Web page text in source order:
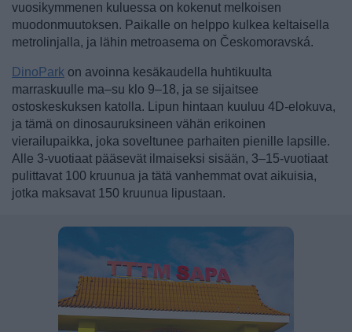
vuosikymmenen kuluessa on kokenut melkoisen
muodonmuutoksen. Paikalle on helppo kulkea keltaisella
metrolinjalla, ja lähin metroasema on Českomoravská.
DinoPark on avoinna kesäkaudella huhtikuulta
marraskuulle ma–su klo 9–18, ja se sijaitsee
ostoskeskuksen katolla. Lipun hintaan kuuluu 4D-elokuva,
ja tämä on dinosauruksineen vähän erikoinen
vierailupaikka, joka soveltunee parhaiten pienille lapsille.
Alle 3-vuotiaat pääsevät ilmaiseksi sisään, 3–15-vuotiaat
pulittavat 100 kruunua ja tätä vanhemmat ovat aikuisia,
jotka maksavat 150 kruunua lipustaan.